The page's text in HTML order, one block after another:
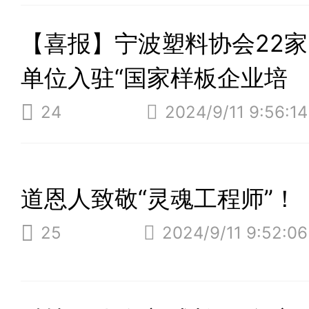
【喜报】宁波塑料协会22家
单位入驻“国家样板企业培
育库企业名单”
24 2024/9/11 9:56:14
道恩人致敬“灵魂工程师”！
25 2024/9/11 9:52:06